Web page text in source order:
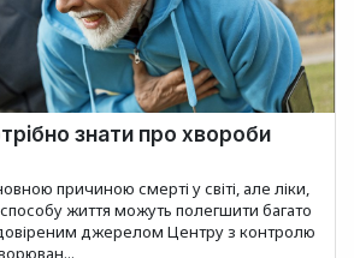
знати про хвороби
причиною смерті у світі, але ліки,
життя можуть полегшити багато
джерелом Центру з контролю